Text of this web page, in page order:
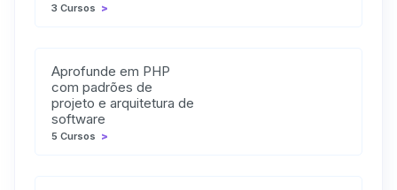
3 Cursos >
Aprofunde em PHP
com padrões de
projeto e arquitetura de
software
5 Cursos >